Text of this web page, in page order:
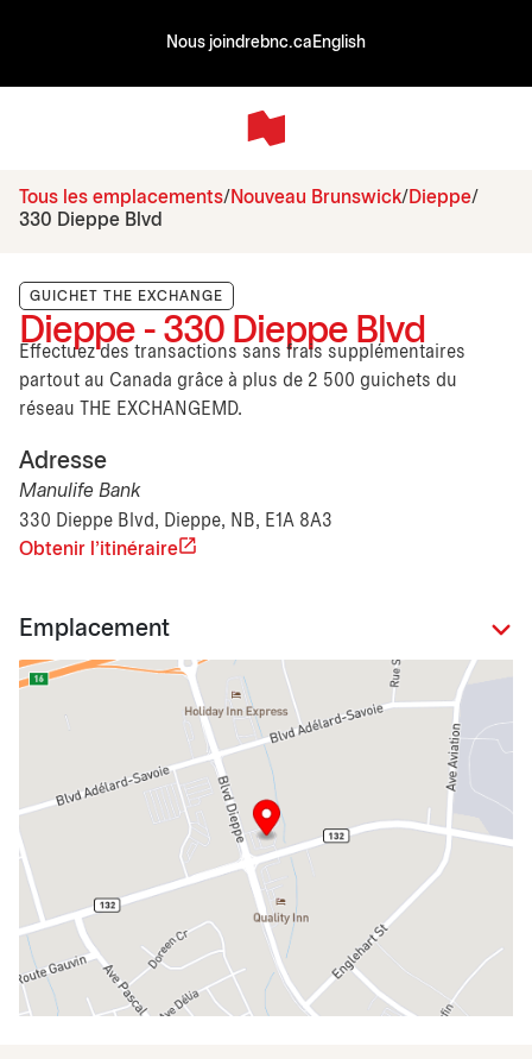
Nous joindrebnc.ca English
Tous les emplacements Nouveau Brunswick Dieppe
330 Dieppe Blvd
GUICHET THE EXCHANGE
Dieppe - 330 Dieppe Blvd
Effectuez des transactions sans frais supplémentaires
partout au Canada grâce à plus de 2 500 guichets du
réseau THE EXCHANGEMD.
Adresse
Manulife Bank
330 Dieppe Blvd, Dieppe, NB, E1A 8A3
Obtenir l'itinéraire
Emplacement